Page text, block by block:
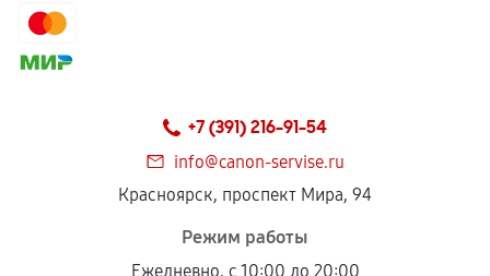
+7 (391) 216-91-54
info@canon-servise.ru
Красноярск, проспект Мира, 94
Режим работы
Ежедневно, с 10:00 до 20:00